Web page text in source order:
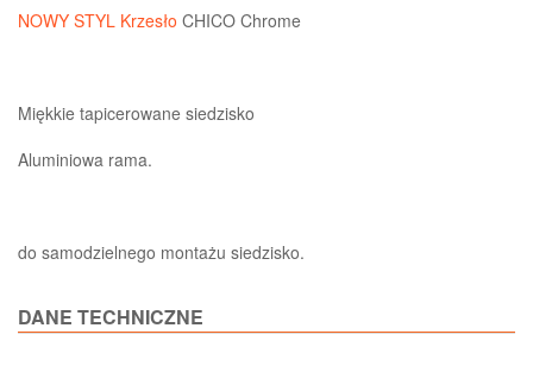
NOWY STYL Krzesło CHICO Chrome
Miękkie tapicerowane siedzisko
Aluminiowa rama.
do samodzielnego montażu siedzisko.
DANE TECHNICZNE